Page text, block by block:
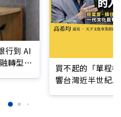
行到 AI
轉型最
買不起的「單程
響台灣近半世紀